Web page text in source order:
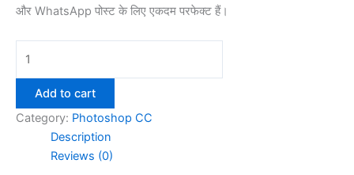
और WhatsApp पोस्ट के लिए एकदम परफेक्ट हैं।
SPECIAL
POSTER
DESIGN
Add to cart
Category: Photoshop CC
Description
Reviews (0)